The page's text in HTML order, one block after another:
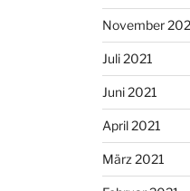
November
Juli 2021
Juni 2021
April 2021
März 2021